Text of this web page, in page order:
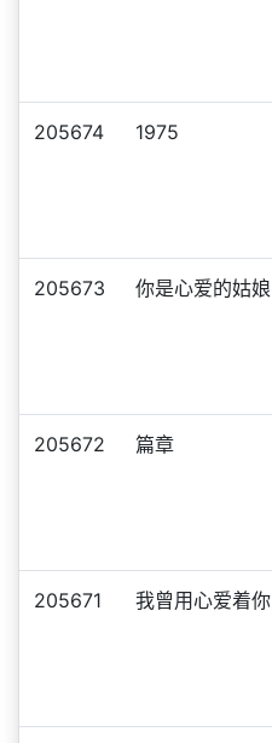
205674 1975
205673 你是心爱的姑娘
205672 篇章
205671 我曾用心爱着你